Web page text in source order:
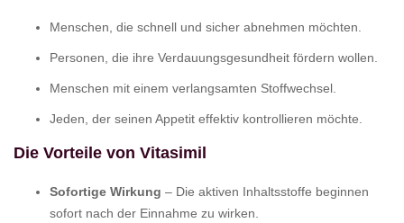
Menschen, die schnell und sicher abnehmen möchten.
Personen, die ihre Verdauungsgesundheit fördern wollen.
Menschen mit einem verlangsamten Stoffwechsel.
Jeden, der seinen Appetit effektiv kontrollieren möchte.
Die Vorteile von Vitasimil
Sofortige Wirkung – Die aktiven Inhaltsstoffe beginnen
sofort nach der Einnahme zu wirken.